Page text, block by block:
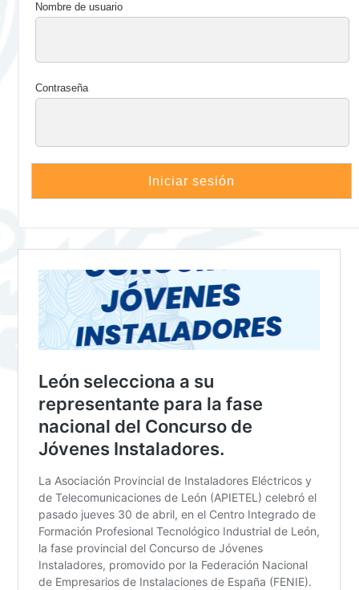
Nombre de usuario
Contraseña